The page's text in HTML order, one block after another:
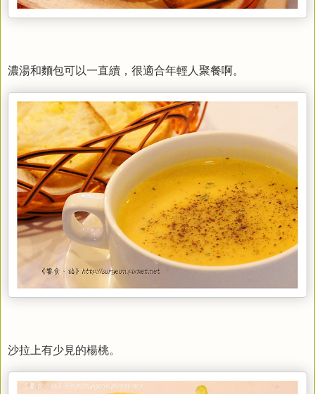
濃湯和麵包可以一直續， 很適合年輕人聚餐啊。
沙拉上有少見的楊桃。